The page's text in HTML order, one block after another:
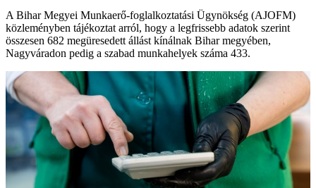
A Bihar Megyei Munkaerő-foglalkoztatási Ügynökség (AJOFM)
közleményben tájékoztat arról, hogy a legfrissebb adatok szerint
összesen 682 megüresedett állást kínálnak Bihar megyében,
Nagyváradon pedig a szabad munkahelyek száma 433.